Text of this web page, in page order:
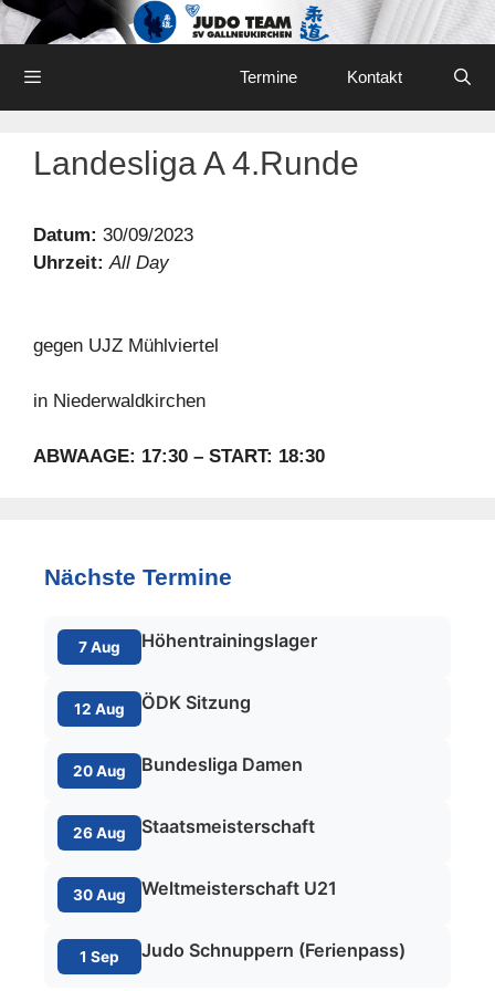
Skip
to
content
Termine Kontakt
Landesliga A 4.Runde
Datum: 30/09/2023
Uhrzeit: All Day
gegen UJZ Mühlviertel
in Niederwaldkirchen
ABWAAGE: 17:30 – START: 18:30
Nächste Termine
7 Aug Höhentrainingslager
12 Aug ÖDK Sitzung
20 Aug Bundesliga Damen
26 Aug Staatsmeisterschaft
30 Aug Weltmeisterschaft U21
1 Sep Judo Schnuppern (Ferienpass)